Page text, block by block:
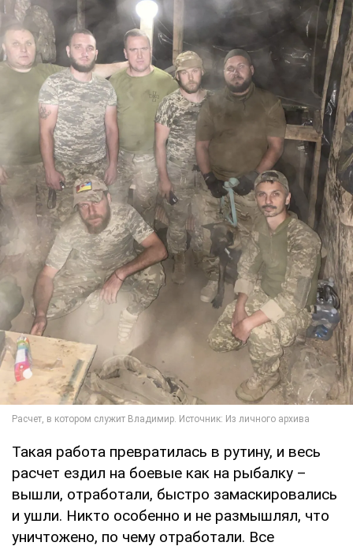
Такая работа превратилась в рутину, и весь
расчет ездил на боевые как на рыбалку –
вышли, отработали, быстро замаскировались
и ушли. Никто особенно и не размышлял, что
уничтожено, по чему отработали. Все